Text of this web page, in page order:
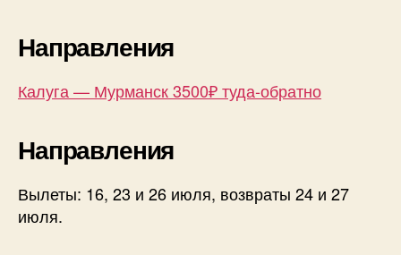
Направления
Калуга — Мурманск 3500₽ туда-обратно
Направления
Вылеты: 16, 23 и 26 июля, возвраты 24 и 27
июля.